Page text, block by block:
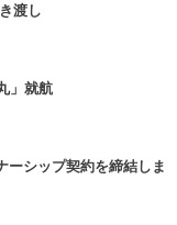
渡し
」就航
ーシップ契約を締結しま